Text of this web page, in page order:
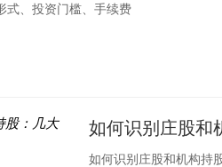
式、投资门槛、手续费
如何识别庄股和
如何识别庄股和机构持